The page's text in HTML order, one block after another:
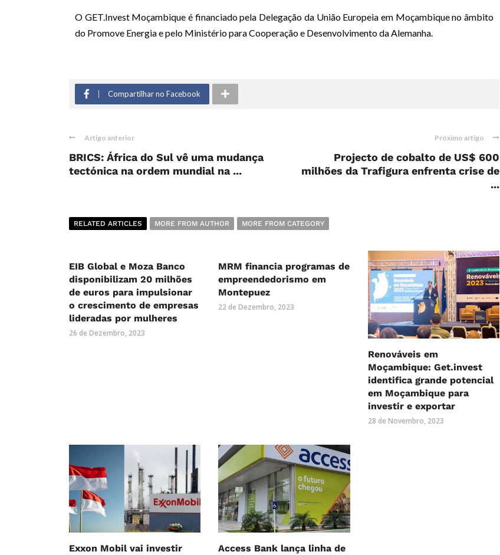
O GET.Invest Moçambique é financiado pela Delegação da União Europeia em Moçambique no âmbito
do Promove Energia e pelo Ministério para Cooperação e Desenvolvimento da Alemanha.
Compartilhar no Facebook
Artigo anterior
BRICS: África do Sul vê uma mudança
tectónica na ordem mundial na ...
Próximo artigo
Projecto de cobalto de US$ 600
milhões da Trafigura enfrenta crise de
...
RELATED ARTICLES MORE FROM AUTHOR MORE FROM CATEGORY
EIB Global e Moza Banco
disponibilizam 20 milhões
de euros para impulsionar
o crescimento de empresas
lideradas por mulheres
26 de Dezembro, 2023
MRM financia programas de
empreendedorismo em
Montepuez
22 de Dezembro, 2023
Renováveis em
Moçambique: Get.invest
identifica grande potencial
em Moçambique para
investir e exportar
28 de Novembro, 2023
Exxon Mobil vai investir
Access Bank lança linha de